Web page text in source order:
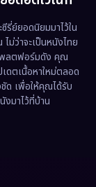
(326)
(9)
(57)
รี่ย์ยอดนิยมมาไว้ใน
ม่ว่าจะเป็นหนังไทย
พลตฟอร์มดัง คุณ
ดตเนื้อหาใหม่ตลอด
ด เพื่อให้คุณได้รับ
มาไว้ที่บ้าน